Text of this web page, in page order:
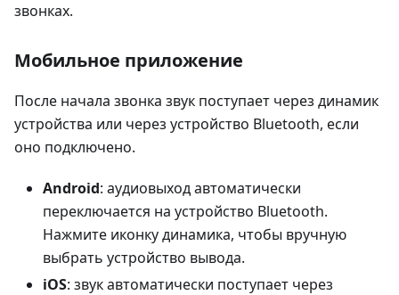
звонках.
Мобильное приложение
После начала звонка звук поступает через динамик
устройства или через устройство Bluetooth, если
оно подключено.
Android: аудиовыход автоматически
переключается на устройство Bluetooth.
Нажмите иконку динамика, чтобы вручную
выбрать устройство вывода.
iOS: звук автоматически поступает через